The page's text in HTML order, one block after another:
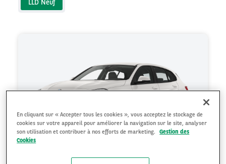
LLD Neuf
En cliquant sur « Accepter tous les cookies », vous acceptez le stockage de
cookies sur votre appareil pour améliorer la navigation sur le site, analyser
son utilisation et contribuer à nos efforts de marketing.
Gestion des
Cookies